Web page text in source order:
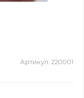
Артикул: 220001